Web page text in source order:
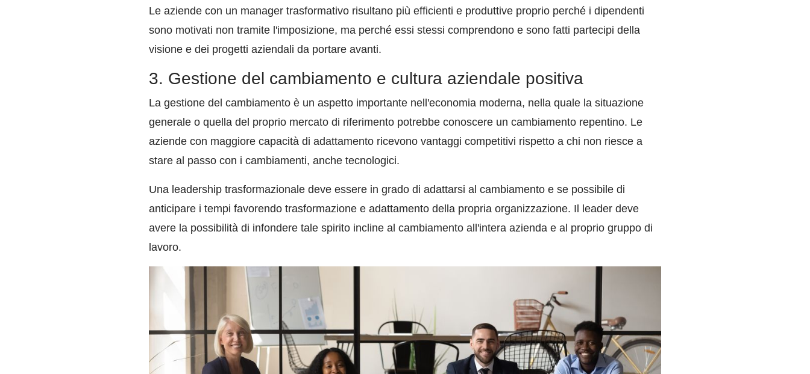
Le aziende con un manager trasformativo risultano più efficienti e produttive proprio perché i dipendenti
sono motivati non tramite l'imposizione, ma perché essi stessi comprendono e sono fatti partecipi della
visione e dei progetti aziendali da portare avanti.
3. Gestione del cambiamento e cultura aziendale positiva
La gestione del cambiamento è un aspetto importante nell'economia moderna, nella quale la situazione
generale o quella del proprio mercato di riferimento potrebbe conoscere un cambiamento repentino. Le
aziende con maggiore capacità di adattamento ricevono vantaggi competitivi rispetto a chi non riesce a
stare al passo con i cambiamenti, anche tecnologici.
Una leadership trasformazionale deve essere in grado di adattarsi al cambiamento e se possibile di
anticipare i tempi favorendo trasformazione e adattamento della propria organizzazione. Il leader deve
avere la possibilità di infondere tale spirito incline al cambiamento all'intera azienda e al proprio gruppo di
lavoro.